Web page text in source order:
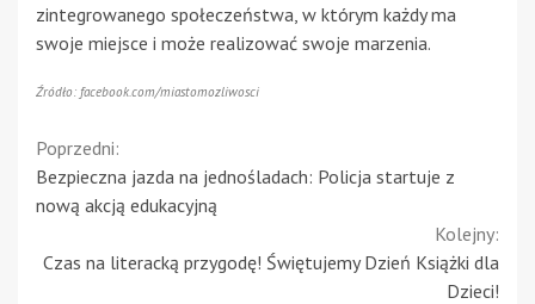
zintegrowanego społeczeństwa, w którym każdy ma
swoje miejsce i może realizować swoje marzenia.
Źródło: facebook.com/miastomozliwosci
Continue
Reading
Poprzedni:
Bezpieczna jazda na jednośladach: Policja startuje z
nową akcją edukacyjną
Kolejny:
Czas na literacką przygodę! Świętujemy Dzień Książki dla
Dzieci!